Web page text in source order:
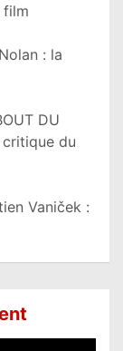
film
: la
DU
critique du
Vaniček :